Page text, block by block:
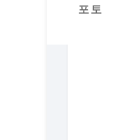
포토